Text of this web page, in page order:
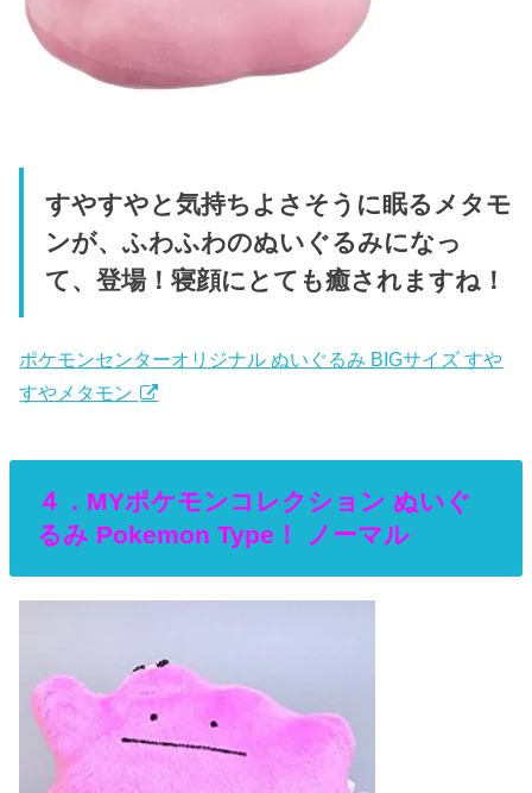
すやすやと気持ちよさそうに眠るメタモ
ンが、ふわふわのぬいぐるみになっ
て、登場！寝顔にとても癒されますね！
ポケモンセンターオリジナル ぬいぐるみ BIGサイズ すや
すやメタモン
４．MYポケモンコレクション ぬいぐ
るみ Pokemon Type！ ノーマル